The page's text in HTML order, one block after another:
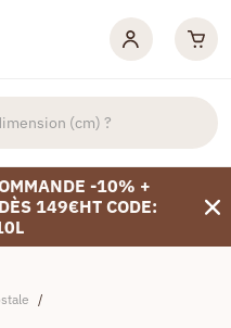
-10% +
149€HT CODE:
/